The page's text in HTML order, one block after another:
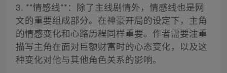
3. **情感线**：除了主线剧情外，情感线也是网
文的重要组成部分。在神豪开局的设定下，主角
的情感变化和心路历程同样重要。作者需要注重
描写主角在面对巨额财富时的心态变化，以及这
种变化对他与其他角色关系的影响。